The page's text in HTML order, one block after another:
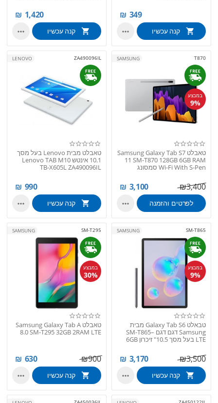
349
₪
קנה עכשיו 
1,420
₪
קנה עכשיו 
T870
במבצע
9%
SAMSUNG
טאבלט Samsung Galaxy Tab S7
11 SM-T870 128GB 6GB RAM
Wi-Fi With S-Pen סמסונג
3,400
₪
3,100
₪
לפרטים והזמנה 
ZA490096IL
LENOVO
טאבלט מבית Lenovo בעל מסך
10.1 אינטש Lenovo TAB M10
TB-X605L ZA490096IL
990
₪
קנה עכשיו 
SM-T865
במבצע
9%
SAMSUNG
טבאלט Galaxy Tab S6 מבית
Samsung דגם דגם SM-T865–
LTE בעל מסך 10.5" זיכרון 6GB
3,500
₪
3,170
₪
קנה עכשיו 
SM-T295
במבצע
30%
SAMSUNG
טאבלט Samsung Galaxy Tab A
8.0 SM-T295 32GB 2RAM LTE
900
₪
630
₪
קנה עכשיו 